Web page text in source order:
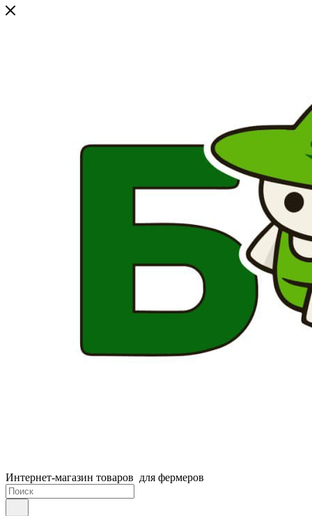
Интернет-магазин товаров для фермеров